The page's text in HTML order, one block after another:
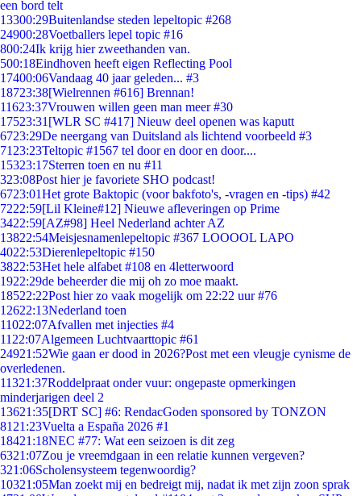
een bord telt
13300:29Buitenlandse steden lepeltopic #268
24900:28Voetballers lepel topic #16
800:24Ik krijg hier zweethanden van.
500:18Eindhoven heeft eigen Reflecting Pool
17400:06Vandaag 40 jaar geleden... #3
18723:38[Wielrennen #616] Brennan!
11623:37Vrouwen willen geen man meer #30
17523:31 [WLR SC #417] Nieuw deel openen was kaputt
6723:29De neergang van Duitsland als lichtend voorbeeld #3
71 23:23Teltopic #1567 tel door en door en door....
15323:17Sterren toen en nu #11
323:08Post hier je favoriete SHO podcast!
6723:01Het grote Baktopic (voor bakfoto's, -vragen en -tips) #42
7222:59[Lil Kleine#12] Nieuwe afleveringen op Prime
3422:59[AZ#98] Heel Nederland achter AZ
13822:54Meisjesnamenlepeltopic #367 LOOOOL LAPO
4022:53Dierenlepeltopic #150
3822:53Het hele alfabet #108 en 4letterwoord
1922:29de beheerder die mij oh zo moe maakt.
18522:22Post hier zo vaak mogelijk om 22:22 uur #76
12622:13Nederland toen
11022:07Afvallen met injecties #4
11 22:07Algemeen Luchtvaarttopic #61
24921:52Wie gaan er dood in 2026?Post met een vleugje cynisme de
overledenen.
11321:37Roddelpraat onder vuur: ongepaste opmerkingen
minderjarigen deel 2
13621:35[DRT SC] #6: RendacGoden sponsored by TONZON
81 21:23Vuelta a España 2026 #1
18421:18NEC #77: Wat een seizoen is dit zeg
6321:07Zou je vreemdgaan in een relatie kunnen vergeven?
321:06Scholensysteem tegenwoordig?
10321:05Man zoekt mij en bedreigt mij, nadat ik met zijn zoon sprak